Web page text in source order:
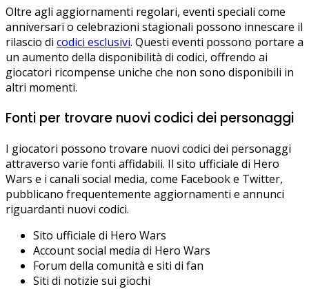
Oltre agli aggiornamenti regolari, eventi speciali come
anniversari o celebrazioni stagionali possono innescare il
rilascio di codici esclusivi. Questi eventi possono portare a
un aumento della disponibilità di codici, offrendo ai
giocatori ricompense uniche che non sono disponibili in
altri momenti.
Fonti per trovare nuovi codici dei personaggi
I giocatori possono trovare nuovi codici dei personaggi
attraverso varie fonti affidabili. Il sito ufficiale di Hero
Wars e i canali social media, come Facebook e Twitter,
pubblicano frequentemente aggiornamenti e annunci
riguardanti nuovi codici.
Sito ufficiale di Hero Wars
Account social media di Hero Wars
Forum della comunità e siti di fan
Siti di notizie sui giochi